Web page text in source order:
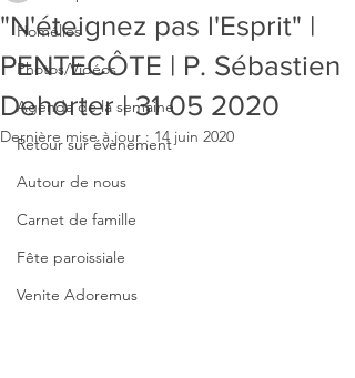
Homélies
Photos/Vidéos
Agenda de la semaine
Retour sur évènement
Autour de nous
Carnet de famille
Fête paroissiale
Venite Adoremus
"N'éteignez pas l'Esprit" |
PENTECÔTE | P. Sébastien
Dehorter | 31 05 2020
Dernière mise à jour : 14 juin 2020